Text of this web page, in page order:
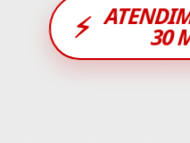
⚡ 30